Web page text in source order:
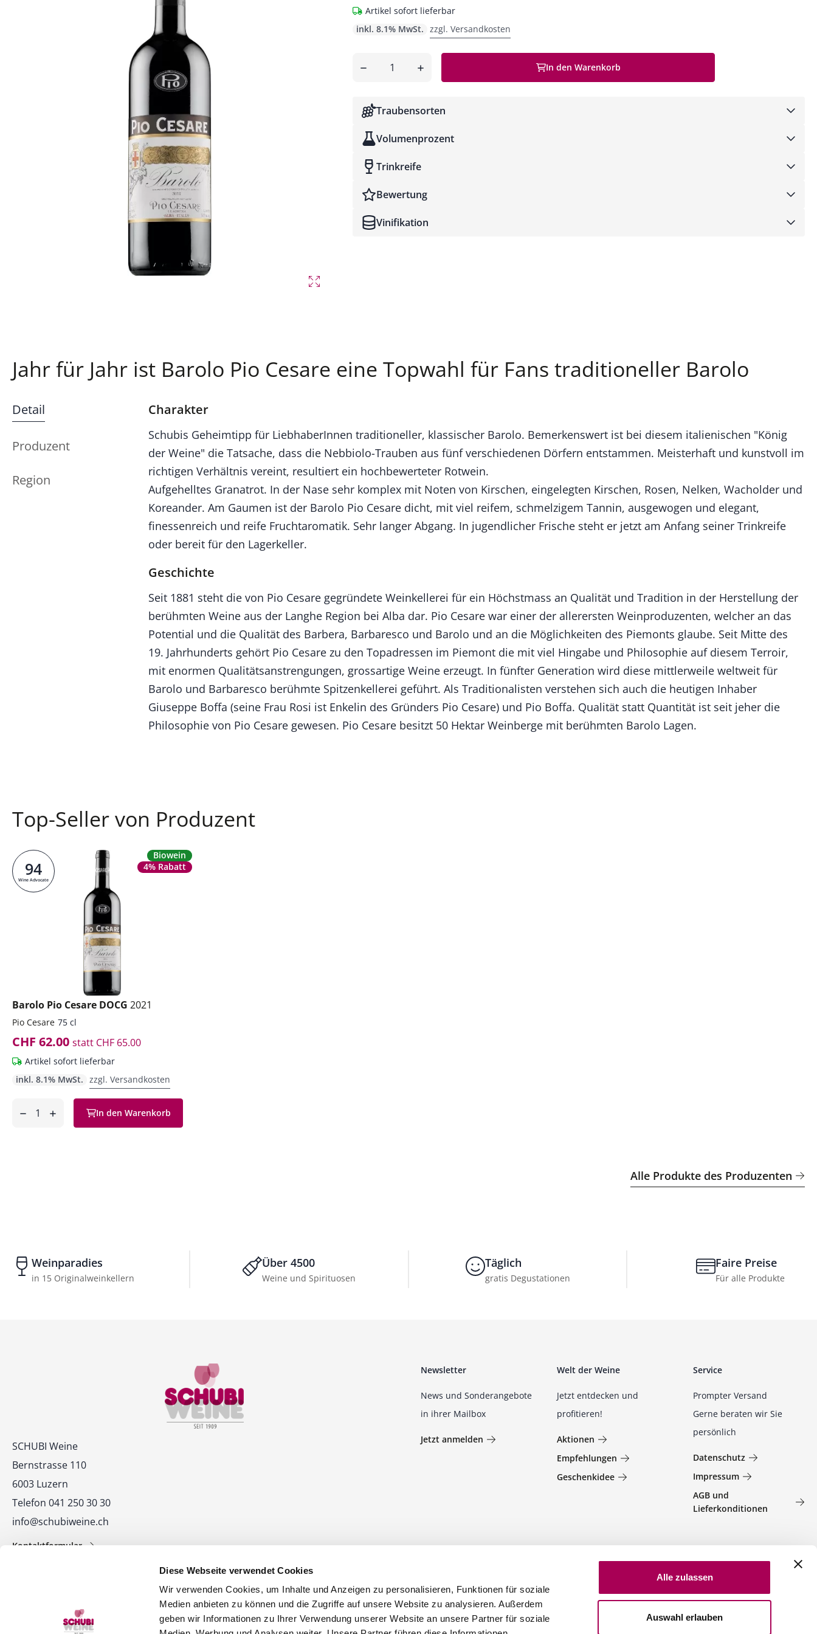
Diese Webseite verwendet Cookies
Wir verwenden Cookies, um Inhalte und Anzeigen zu personalisieren, Funktionen für soziale
Medien anbieten zu können und die Zugriffe auf unsere Website zu analysieren. Außerdem
geben wir Informationen zu Ihrer Verwendung unserer Website an unsere Partner für soziale
Alle zulassen
Auswahl erlauben
Artikel sofort lieferbar
inkl. 8.1% MwSt. zzgl. Versandkosten
In den Warenkorb
Traubensorten
Volumenprozent
Trinkreife
Bewertung
Wine Advocate
Vinifikation
Jahr für Jahr ist Barolo Pio Cesare eine Topwahl für Fans traditioneller Barolo
Detail
Produzent
Region
Charakter
Schubis Geheimtipp für LiebhaberInnen traditioneller, klassischer Barolo. Bemerkenswert ist bei diesem italienischen "König
der Weine" die Tatsache, dass die Nebbiolo-Trauben aus fünf verschiedenen Dörfern entstammen. Meisterhaft und kunstvoll im
richtigen Verhältnis vereint, resultiert ein hochbewerteter Rotwein.
Aufgehelltes Granatrot. In der Nase sehr komplex mit Noten von Kirschen, eingelegten Kirschen, Rosen, Nelken, Wacholder und
Koreander. Am Gaumen ist der Barolo Pio Cesare dicht, mit viel reifem, schmelzigem Tannin, ausgewogen und elegant,
finessenreich und reife Fruchtaromatik. Sehr langer Abgang. In jugendlicher Frische steht er jetzt am Anfang seiner Trinkreife
oder bereit für den Lagerkeller.
Geschichte
Seit 1881 steht die von Pio Cesare gegründete Weinkellerei für ein Höchstmass an Qualität und Tradition in der Herstellung der
berühmten Weine aus der Langhe Region bei Alba dar. Pio Cesare war einer der allerersten Weinproduzenten, welcher an das
Potential und die Qualität des Barbera, Barbaresco und Barolo und an die Möglichkeiten des Piemonts glaube. Seit Mitte des
19. Jahrhunderts gehört Pio Cesare zu den Topadressen im Piemont die mit viel Hingabe und Philosophie auf diesem Terroir,
mit enormen Qualitätsanstrengungen, grossartige Weine erzeugt. In fünfter Generation wird diese mittlerweile weltweit für
Barolo und Barbaresco berühmte Spitzenkellerei geführt. Als Traditionalisten verstehen sich auch die heutigen Inhaber
Giuseppe Boffa (seine Frau Rosi ist Enkelin des Gründers Pio Cesare) und Pio Boffa. Qualität statt Quantität ist seit jeher die
Philosophie von Pio Cesare gewesen. Pio Cesare besitzt 50 Hektar Weinberge mit berühmten Barolo Lagen.
Top-Seller von Produzent
Biowein
4% Rabatt
94
Wine Advocate
Barolo Pio Cesare DOCG 2021
Pio Cesare 75 cl
CHF 62.00 statt CHF 65.00
Artikel sofort lieferbar
inkl. 8.1% MwSt. zzgl. Versandkosten
In den Warenkorb
Alle Produkte des Produzenten
Weinparadies
in 15 Originalweinkellern
Über 4500
Weine und Spirituosen
Täglich
gratis Degustationen
Faire Preise
Für alle Produkte
Kontakt
SCHUBI Weine
Bernstrasse 110
6003 Luzern
Telefon 041 250 30 30
info@schubiweine.ch
Kontaktformular
Newsletter
News und Sonderangebote
in ihrer Mailbox
Jetzt anmelden
Welt der Weine
Jetzt entdecken und
profitieren!
Aktionen
Empfehlungen
Geschenkidee
Service
Prompter Versand
Gerne beraten wir Sie
persönlich
Datenschutz
Impressum
AGB und
Lieferkonditionen